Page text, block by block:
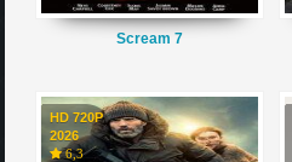
Scream 7
HD 720P
2026
6,3